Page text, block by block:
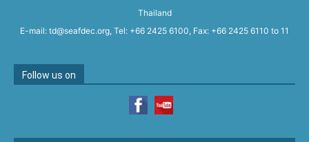
Thailand
E-mail: td@seafdec.org, Tel: +66 2425 6100, Fax: +66 2425 6110 to 11
Follow us on